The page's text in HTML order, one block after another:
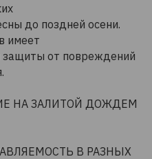
до поздней осени.
имеет
защиты от повреждений
НА ЗАЛИТОЙ ДОЖДЕМ
В РАЗНЫХ